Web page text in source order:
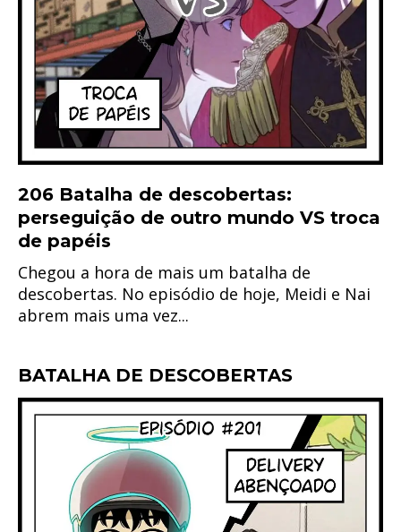
206 Batalha de descobertas:
perseguição de outro mundo VS troca
de papéis
Chegou a hora de mais um batalha de
descobertas. No episódio de hoje, Meidi e Nai
abrem mais uma vez...
BATALHA DE DESCOBERTAS